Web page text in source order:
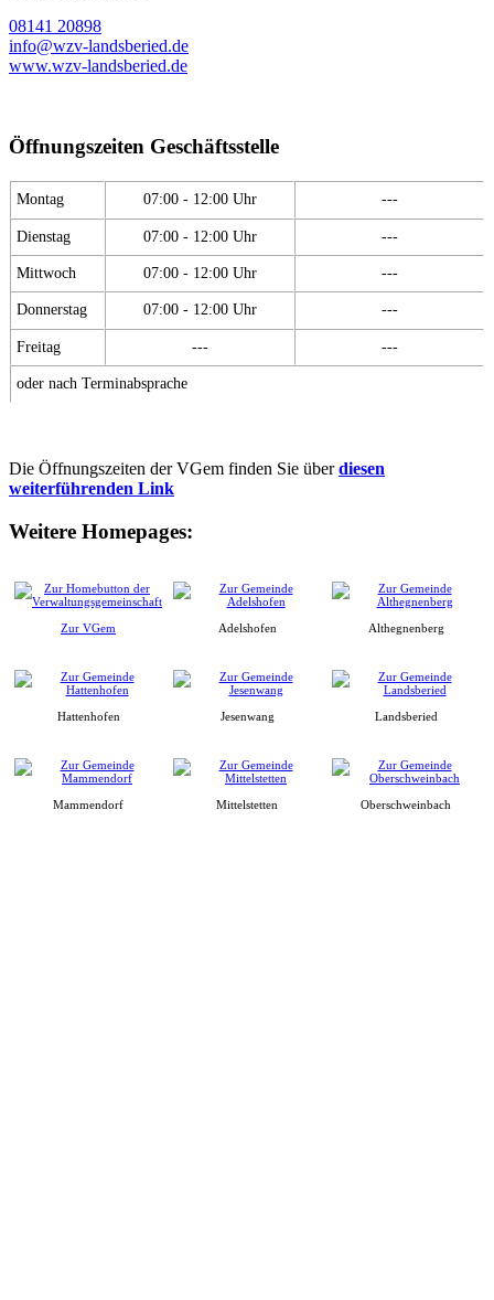
08141 20898
info@wzv-landsberied.de
www.wzv-landsberied.de
Öffnungszeiten Geschäftsstelle
Montag 07:00 - 12:00 Uhr ---
Dienstag 07:00 - 12:00 Uhr ---
Mittwoch 07:00 - 12:00 Uhr ---
Donnerstag 07:00 - 12:00 Uhr ---
Freitag --- ---
oder nach Terminabsprache
Die Öffnungszeiten der VGem finden Sie überdiesen
weiterführenden Link
Weitere Homepages:
Zur VGem Adelshofen Althegnenberg
Hattenhofen Jesenwang Landsberied
Mammendorf Mittelstetten Oberschweinbach